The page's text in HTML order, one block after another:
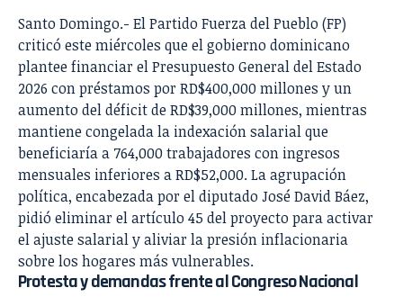
Santo Domingo.- El Partido Fuerza del Pueblo (FP)
criticó este miércoles que el gobierno dominicano
plantee financiar el Presupuesto General del Estado
2026 con préstamos por RD$400,000 millones y un
aumento del déficit de RD$39,000 millones, mientras
mantiene congelada la indexación salarial que
beneficiaría a 764,000 trabajadores con ingresos
mensuales inferiores a RD$52,000. La agrupación
política, encabezada por el diputado José David Báez,
pidió eliminar el artículo 45 del proyecto para activar
el ajuste salarial y aliviar la presión inflacionaria
sobre los hogares más vulnerables.
Protesta y demandas frente al Congreso Nacional